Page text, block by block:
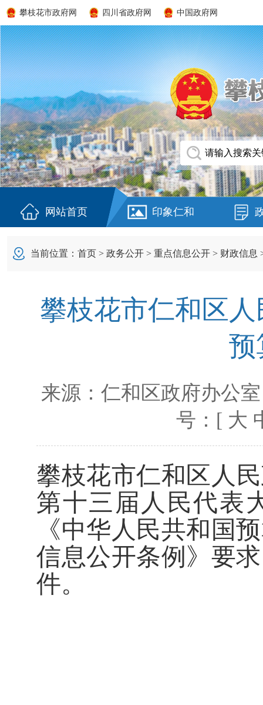
攀枝花市政府网 四川省政府网 中国政府网
网站首页 印象仁和
当前位置： 首页 > 政务公开 > 重点信息公开 > 财政信息
攀枝花市仁和区
预
来源： 仁和区政府办公室
号：[ 大
攀枝花市仁和区人
第十三 届人民代表
《中华人民共和国
信息公开条例》 要
件。